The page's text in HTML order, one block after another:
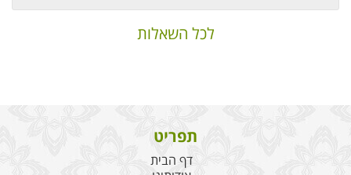
לכל השאלות
תפריט
דף הבית